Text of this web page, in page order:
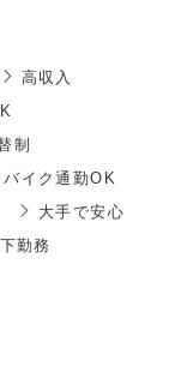
高収入
制
バイク通勤OK
大手で安心
勤務